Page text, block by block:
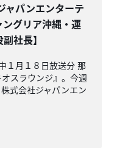
ャパンエンターテ
グリア沖縄・運
社長】
１月１８日放送分 那
スラウンジ』。今週
式会社ジャパンエン